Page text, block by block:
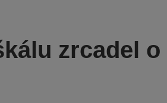
zrcadel